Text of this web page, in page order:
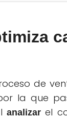
de
la que
analizar el